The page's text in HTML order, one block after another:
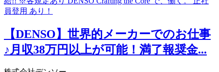
【DENSO】世界的メーカーでのお仕事
♪月収38万円以上が可能！満了報奨金...